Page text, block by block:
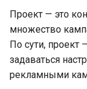
а
и
з
Планирование
Дашборды
Отчёты
Вопросы и
проблем
Привязка
и коллтрекинга
Привязка
каналов
Заказы
Интеграция с
системами
Проект — это
множество
По сути, проект
задаваться
рекламными